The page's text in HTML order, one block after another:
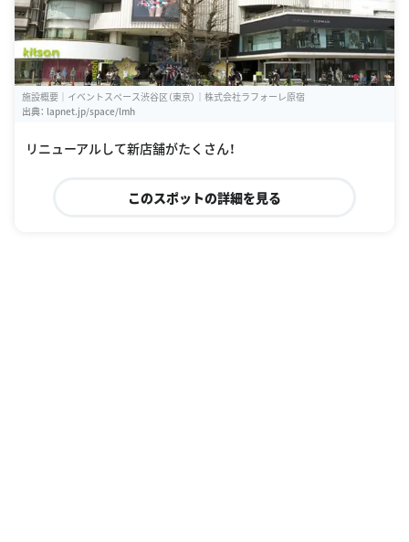
施設概要｜イベントスペース渋谷区（東京）｜株式会社ラフォーレ原宿
出典： lapnet.jp/space/lmh
リニューアルして新店舗がたくさん！
このスポットの詳細を見る